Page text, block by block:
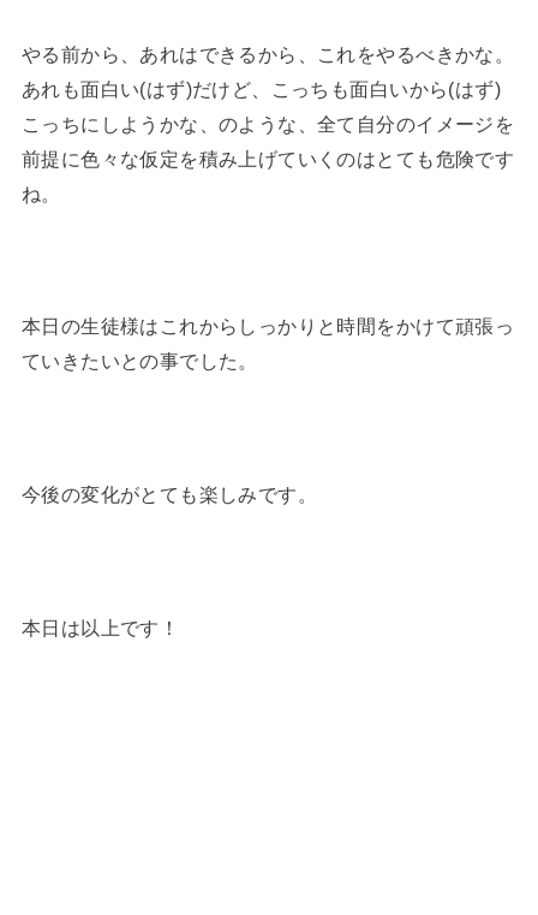
やる前から、あれはできるから、これをやるべきかな。
あれも面白い(はず)だけど、こっちも面白いから(はず)
こっちにしようかな、のような、全て自分のイメージを
前提に色々な仮定を積み上げていくのはとても危険です
ね。
本日の生徒様はこれからしっかりと時間をかけて頑張っ
ていきたいとの事でした。
今後の変化がとても楽しみです。
本日は以上です！